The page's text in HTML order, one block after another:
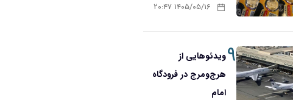
۱۴۰۵/۰۵/۱۶ ۲۰:۴۷
۹ویدئوهایی از
هرج‌ومرج در فرودگاه
امام